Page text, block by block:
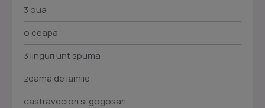
3 oua
o ceapa
3 linguri unt spuma
zeama de lamiie
castraveciori si gogosari